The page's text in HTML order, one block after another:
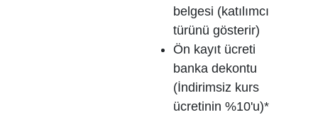
belgesi (katılımcı
türünü gösterir)
Ön kayıt ücreti
banka dekontu
(İndirimsiz kurs
ücretinin %10'u)*